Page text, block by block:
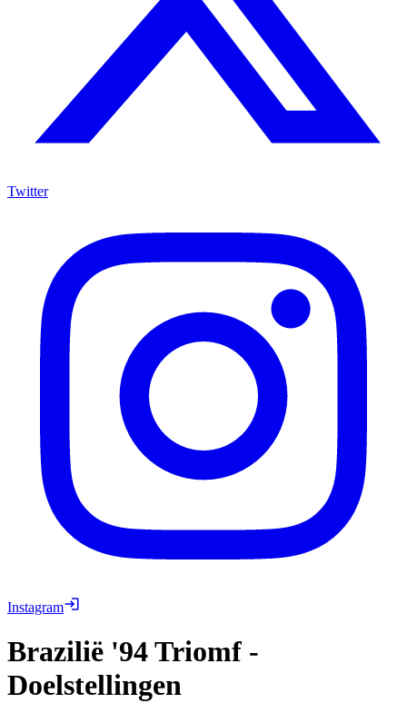
Twitter
Instagram
Brazilië '94 Triomf -
Doelstellingen